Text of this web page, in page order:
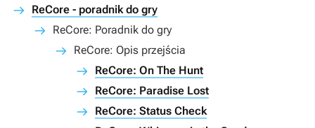
ReCore - poradnik do gry
ReCore: Poradnik do gry
ReCore: Opis przejścia
ReCore: On The Hunt
ReCore: Paradise Lost
ReCore: Status Check